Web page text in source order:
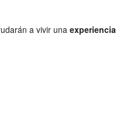
a vivir una experiencia